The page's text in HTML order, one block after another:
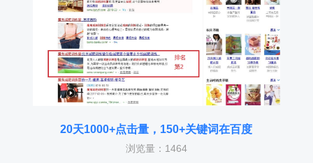
20天1000+点击量，150+关键词在百度
浏览量：1464